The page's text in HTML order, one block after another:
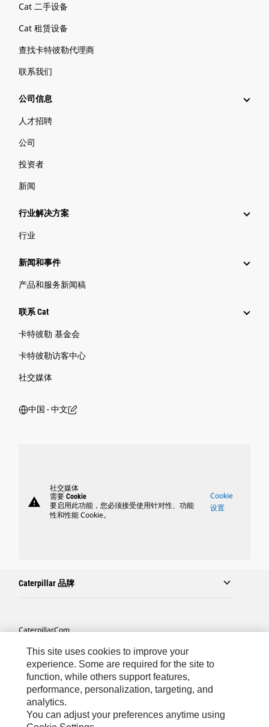
Cat 二手设备
Cat 租赁设备
查找卡特彼勒代理商
联系我们
公司信息
人才招聘
公司
投资者
新闻
行业解决方案
行业
新闻和事件
产品和服务新闻稿
联系 Cat
卡特彼勒 基金会
卡特彼勒访客中心
社交媒体
中国 ‧ 中文
warning
社交媒体
需要 Cookie
要启用此功能，您必须接受使用针对性、功能
性和性能 Cookie。
Cookie
设置
Caterpillar 品牌
Caterpillar.com
联系 Caterpillar
站点地图
Cookie Settings
法律
This site uses cookies to improve your
experience. Some are required for the site to
function, while others support features,
performance, personalization, targeting, and
analytics.
You can adjust your preferences anytime using